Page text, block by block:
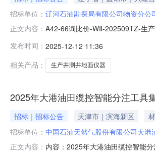
招标单位： 辽河石油勘探局有限公司物资分公
正文内容： A42-66询比价-WⅡ-202509TZ-生
器-11.0.3.20251212公告(.pdf物资
发布时间： 2025-12-12 11:36
相关产品：
生产井测井地面仪器
2025年大港油田缆控智能分注工具
招标｜招标公告 天津市｜滨海新区
招标单位： 中国石油天然气股份有限公司大港
正文内容： 内容：2025年大港油田缆控智能